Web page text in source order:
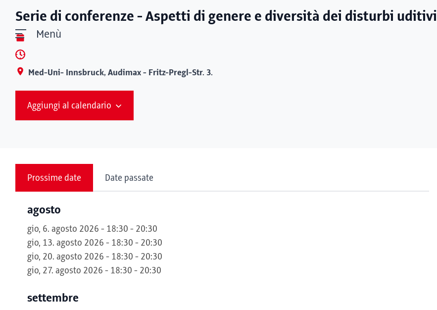
Menù
Serie di conferenze - Aspetti di genere e diversità dei disturbi uditivi
Med-Uni- Innsbruck, Audimax - Fritz-Pregl-Str. 3.
Aggiungi al calendario
Prossime date Date passate
agosto
gio, 6. agosto 2026 - 18:30 - 20:30
gio, 13. agosto 2026 - 18:30 - 20:30
gio, 20. agosto 2026 - 18:30 - 20:30
gio, 27. agosto 2026 - 18:30 - 20:30
settembre